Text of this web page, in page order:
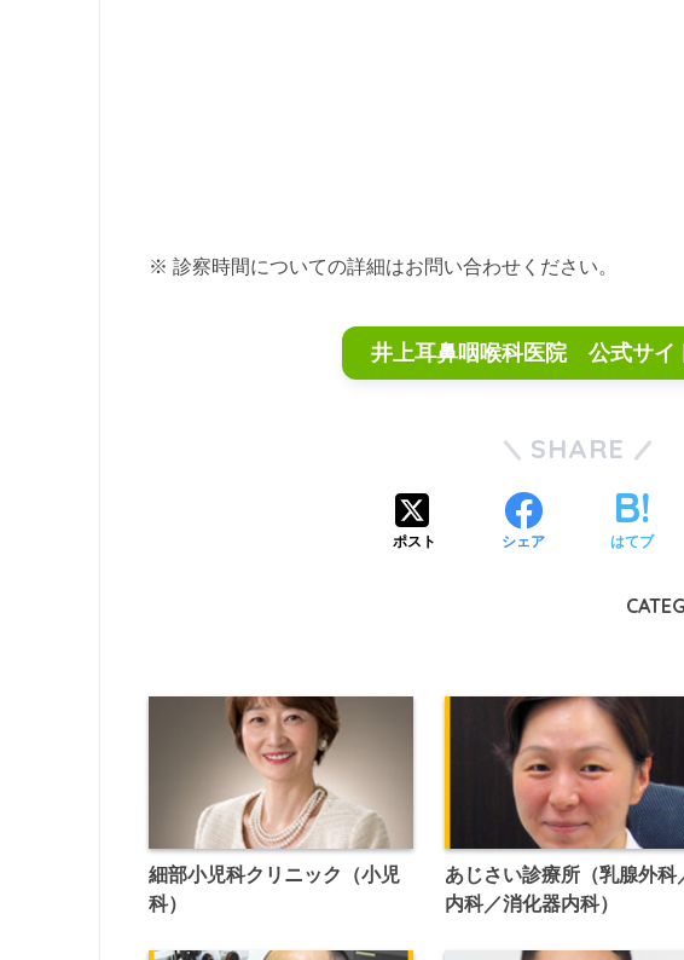
※ 診察時間についての詳細はお問い合わせください。
井上耳鼻咽喉科医院 公式サイ
SHARE
ポスト シェア はてブ
細部小児科クリニック（小児
科）
あじさい診療所（乳腺外科
内科／消化器内科）